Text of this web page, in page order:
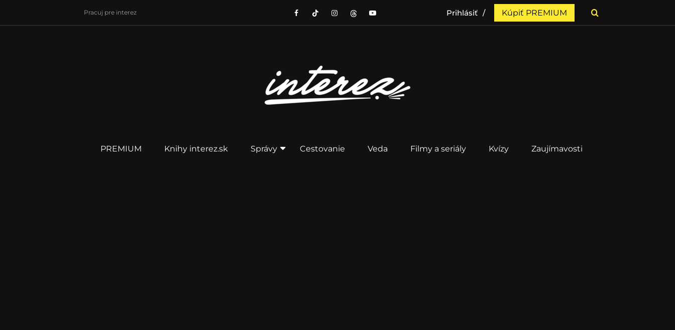
Pracuj pre interez Prihlásiť Kúpiť PREMIUM
PREMIUM Knihy interez.sk Správy Cestovanie Veda Filmy a seriály Kvízy Zaujímavosti